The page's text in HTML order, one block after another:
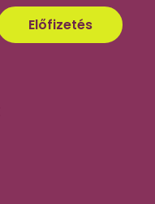
Előfizetés